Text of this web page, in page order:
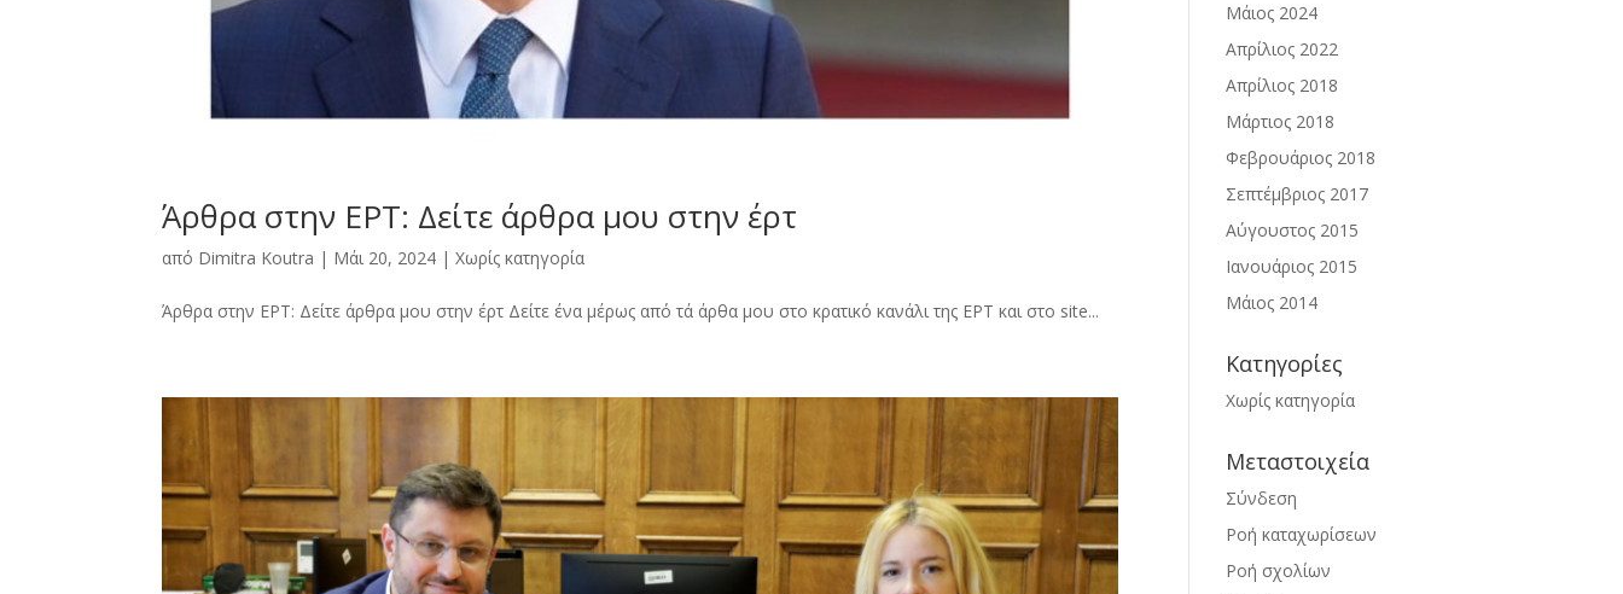
Άρθρα στην ΕΡΤ: Δείτε άρθρα μου στην έρτ
από Dimitra Kοutra | Μάι 20, 2024 |Χωρίς κατηγορία
Άρθρα στην ΕΡΤ: Δείτε άρθρα μου στην έρτ Δείτε ένα μέρως από τά άρθα μου στο κρατικό κανάλι της ΕΡΤ και στο site...
Μάιος 2024
Απρίλιος 2022
Απρίλιος 2018
Μάρτιος 2018
Φεβρουάριος 2018
Σεπτέμβριος 2017
Αύγουστος 2015
Ιανουάριος 2015
Μάιος 2014
Kατηγορίες
Χωρίς κατηγορία
Μεταστοιχεία
Σύνδεση
Ροή καταχωρίσεων
Ροή σχολίων